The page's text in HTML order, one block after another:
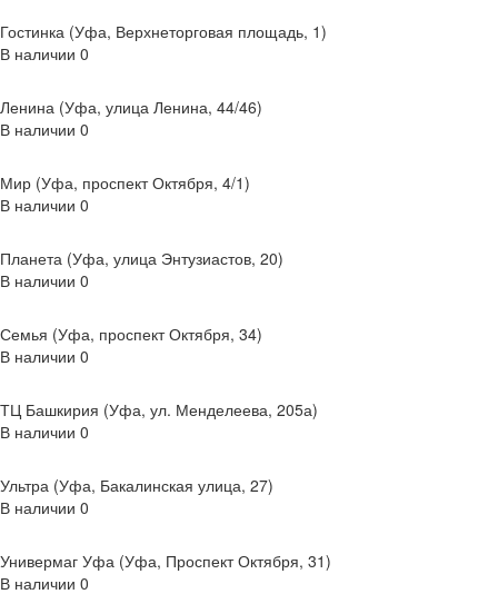
Гостинка (Уфа, Верхнеторговая площадь, 1)
В наличии 0
Ленина (Уфа, улица Ленина, 44/46)
В наличии 0
Мир (Уфа, проспект Октября, 4/1)
В наличии 0
Планета (Уфа, улица Энтузиастов, 20)
В наличии 0
Семья (Уфа, проспект Октября, 34)
В наличии 0
ТЦ Башкирия (Уфа, ул. Менделеева, 205а)
В наличии 0
Ультра (Уфа, Бакалинская улица, 27)
В наличии 0
Универмаг Уфа (Уфа, Проспект Октября, 31)
В наличии 0